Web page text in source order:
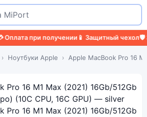
при получении📱 Защитный чехол🛡️
Ноутбуки Apple Apple MacBook Pro 16